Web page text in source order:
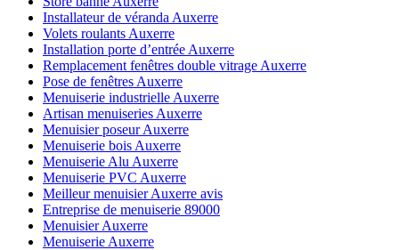
Installateur de véranda Auxerre
Volets roulants Auxerre
Installation porte d’entrée Auxerre
Remplacement fenêtres double vitrage Auxerre
Pose de fenêtres Auxerre
Menuiserie industrielle Auxerre
Artisan menuiseries Auxerre
Menuisier poseur Auxerre
Menuiserie bois Auxerre
Menuiserie Alu Auxerre
Menuiserie PVC Auxerre
Meilleur menuisier Auxerre avis
Entreprise de menuiserie 89000
Menuisier Auxerre
Menuiserie Auxerre